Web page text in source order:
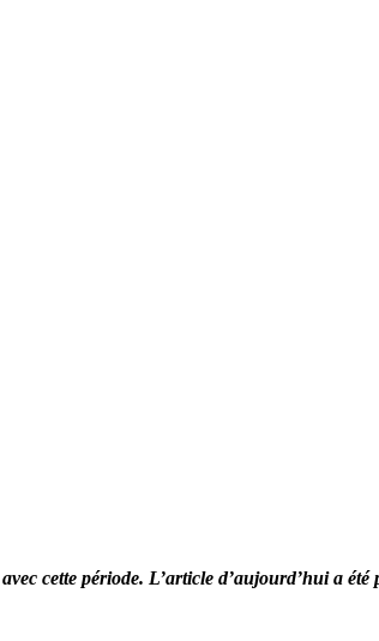
cette période. L’article d’aujourd’hui a